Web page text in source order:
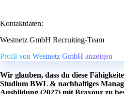
Kontaktdaten:
Westnetz GmbH Recruiting-Team
Profil von Westnetz GmbH anzeigen
Wir glauben, dass du diese
Studium BWL & nachhaltiges
Ausbildung (2027) mit Bravour zu